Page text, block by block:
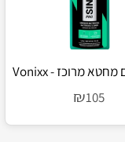
ניקוי פנים מחטא מרוכז - Vonixx
₪105